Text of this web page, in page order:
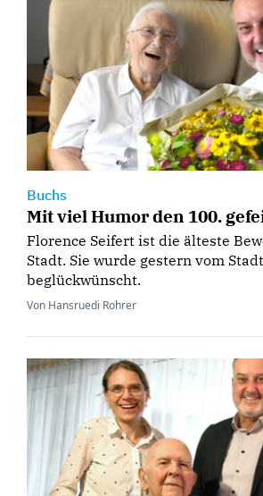
Buchs
Mit viel Humor den 100.
Florence Seifert ist die älteste
Stadt. Sie wurde gestern vom
beglückwünscht.
Von Hansruedi Rohrer